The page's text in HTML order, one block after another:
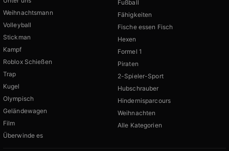
Weihnachtsmann
Volleyball
Stickman
Kampf
Roblox Schießen
Trap
Kugel
Olympisch
Geländewagen
Film
Überwinde es
Fußball
Fähigkeiten
Fische essen Fisch
Hexen
Formel 1
Piraten
2-Spieler-Sport
Hubschrauber
Hindernisparcours
Weihnachten
Alle Kategorien